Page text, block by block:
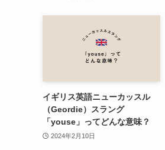
イギリス英語ニューカッスル
（Geordie）スラング
「youse」ってどんな意味？
2024年2月10日